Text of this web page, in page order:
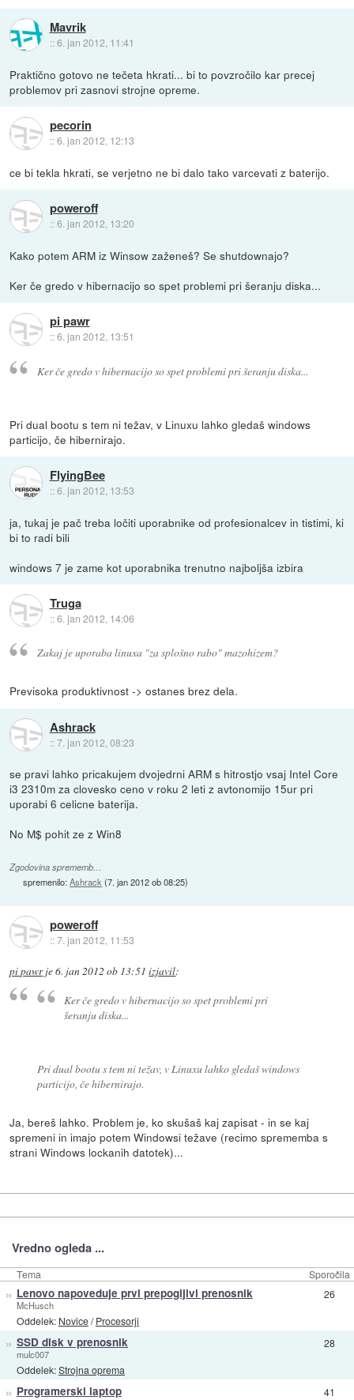
Mavrik
::6. jan 2012, 11:41
Praktično gotovo ne tečeta hkrati... bi to povzročilo kar precej
problemov pri zasnovi strojne opreme.
pecorin
::6. jan 2012, 12:13
ce bi tekla hkrati, se verjetno ne bi dalo tako varcevati z baterijo.
poweroff
::6. jan 2012, 13:20
Kako potem ARM iz Winsow zaženeš? Se shutdownajo?
Ker če gredo v hibernacijo so spet problemi pri šeranju diska...
pi pawr
::6. jan 2012, 13:51
Ker če gredo v hibernacijo so spet problemi pri šeranju diska...
Pri dual bootu s tem ni težav, v Linuxu lahko gledaš windows
particijo, če hibernirajo.
FlyingBee
::6. jan 2012, 13:53
ja, tukaj je pač treba ločiti uporabnike od profesionalcev in tistimi, ki
bi to radi bili
windows 7 je zame kot uporabnika trenutno najboljša izbira
Truga
::6. jan 2012, 14:06
Zakaj je uporaba linuxa "za splošno rabo" mazohizem?
Previsoka produktivnost -> ostanes brez dela.
Ashrack
::7. jan 2012, 08:23
se pravi lahko pricakujem dvojedrni ARM s hitrostjo vsaj Intel Core
i3 2310m za clovesko ceno v roku 2 leti z avtonomijo 15ur pri
uporabi 6 celicne baterija.
No M$ pohit ze z Win8
Zgodovina sprememb…
spremenilo:Ashrack (7. jan 2012 ob 08:25)
poweroff
::7. jan 2012, 11:53
pi pawrje6. jan 2012 ob 13:51 izjavil:
Ker če gredo v hibernacijo so spet problemi pri
šeranju diska...
Pri dual bootu s tem ni težav, v Linuxu lahko gledaš windows
particijo, če hibernirajo.
Ja, bereš lahko. Problem je, ko skušaš kaj zapisat - in se kaj
spremeni in imajo potem Windowsi težave (recimo sprememba s
strani Windows lockanih datotek)...
Vredno ogleda ...
Tema Sporočila
» Lenovo napoveduje prvi prepogljivi prenosnik
McHusch
Oddelek: Novice/Procesorji
26
» SSD disk v prenosnik
mulc007
Oddelek:Strojna oprema
28
» Programerski laptop 41